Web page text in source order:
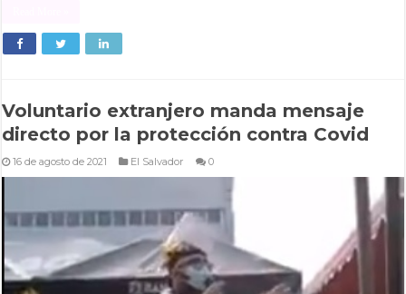
Voluntario extranjero manda mensaje
directo por la protección contra Covid
16 de agosto de 2021 El Salvador 0